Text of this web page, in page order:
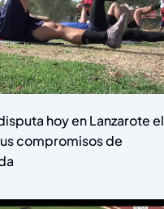
hoy en Lanzarote el
compromisos de